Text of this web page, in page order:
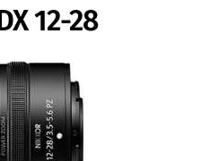
12-28